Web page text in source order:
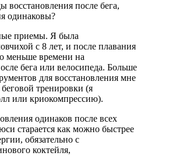
восстановления после бега,
одинаковы?
приемы. Я была
с 8 лет, и после плавания
меньше времени на
бега или велосипеда. Больше
для восстановления мне
тренировки (я
или криокомпрессию).
одинаков после всех
старается как можно быстрее
обязательно с
коктейля,